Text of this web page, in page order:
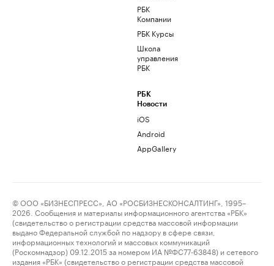
РБК
Компании
РБК Курсы
Школа
управления
РБК
РБК
Новости
iOS
Android
AppGallery
© ООО «БИЗНЕСПРЕСС», АО «РОСБИЗНЕСКОНСАЛТИНГ», 1995–
2026. Сообщения и материалы информационного агентства «РБК»
(свидетельство о регистрации средства массовой информации
выдано Федеральной службой по надзору в сфере связи,
информационных технологий и массовых коммуникаций
(Роскомнадзор) 09.12.2015 за номером ИА №ФС77-63848) и сетевого
издания «РБК» (свидетельство о регистрации средства массовой